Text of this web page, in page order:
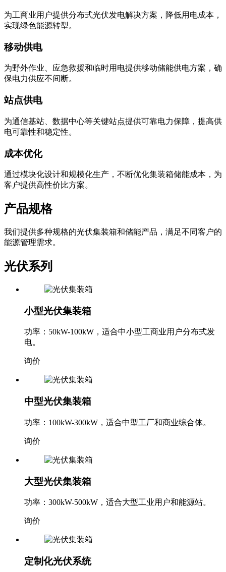
为工商业用户提供分布式光伏发电解决方案，降低用电成本，
实现绿色能源转型。
移动供电
为野外作业、应急救援和临时用电提供移动储能供电方案，确
保电力供应不间断。
站点供电
为通信基站、数据中心等关键站点提供可靠电力保障，提高供
电可靠性和稳定性。
成本优化
通过模块化设计和规模化生产，不断优化集装箱储能成本，为
客户提供高性价比方案。
产品规格
我们提供多种规格的光伏集装箱和储能产品，满足不同客户的
能源管理需求。
光伏系列
小型光伏集装箱
功率：50kW-100kW，适合中小型工商业用户分布式发
电。
询价
中型光伏集装箱
功率：100kW-300kW，适合中型工厂和商业综合体。
询价
大型光伏集装箱
功率：300kW-500kW，适合大型工业用户和能源站。
询价
定制化光伏系统